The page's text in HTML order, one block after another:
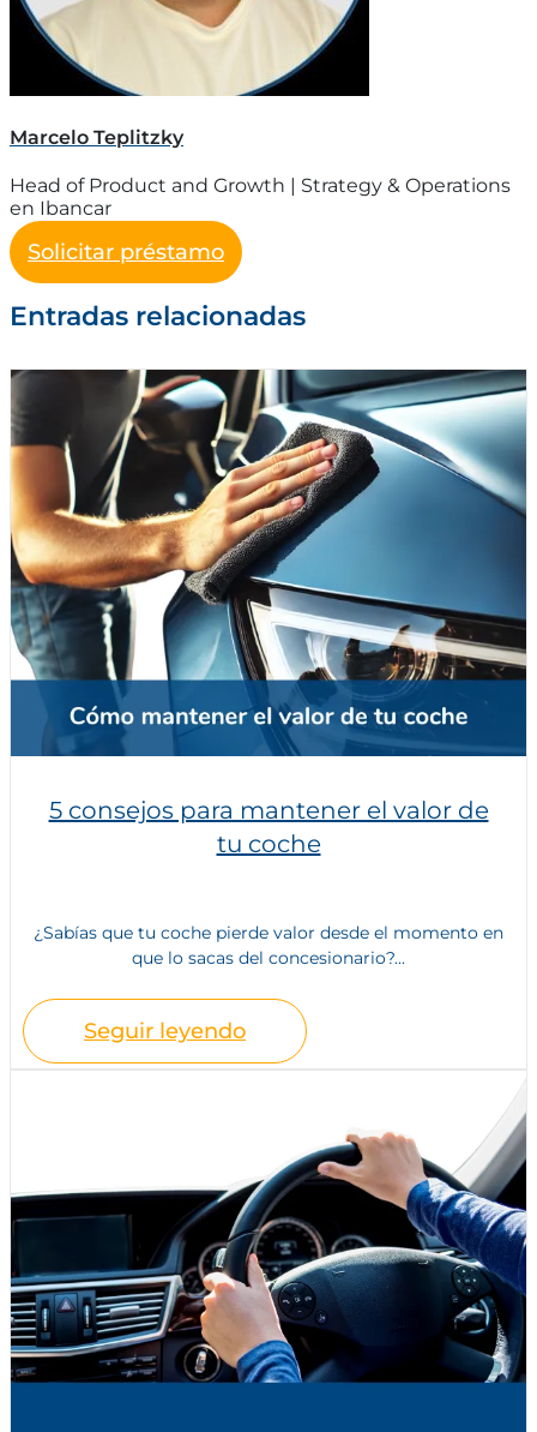
Marcelo Teplitzky
Head of Product and Growth | Strategy & Operations
en Ibancar
Solicitar préstamo
Entradas relacionadas
5 consejos para mantener el valor de
tu coche
¿Sabías que tu coche pierde valor desde el momento en
que lo sacas del concesionario?...
Seguir leyendo